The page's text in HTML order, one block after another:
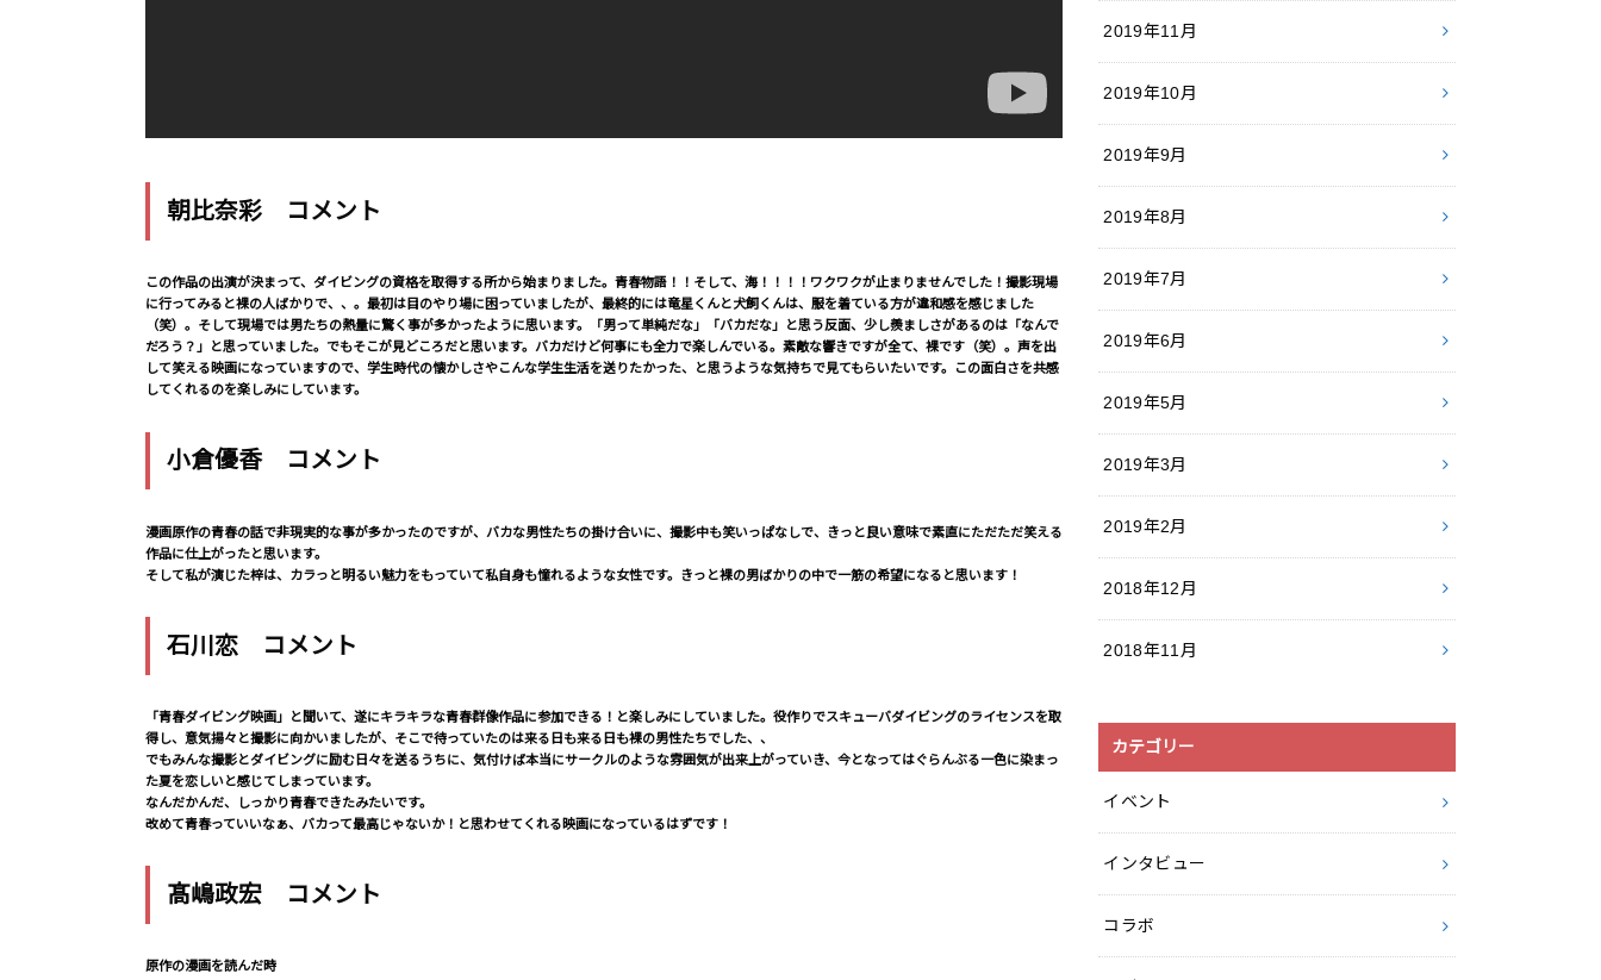
朝比奈彩 コメント
この作品の出演が決まって、ダイビングの資格を取得する所から始まりました。青春物語！！そして、海！！！！ワクワクが止まりませんでした！撮影現場
に行ってみると裸の人ばかりで、、。最初は目のやり場に困っていましたが、最終的には竜星くんと犬飼くんは、服を着ている方が違和感を感じました
（笑）。そして現場では男たちの熱量に驚く事が多かったように思います。「男って単純だな」「バカだな」と思う反面、少し羨ましさがあるのは「なんで
だろう？」と思っていました。でもそこが見どころだと思います。バカだけど何事にも全力で楽しんでいる。素敵な響きですが全て、裸です（笑）。声を出
して笑える映画になっていますので、学生時代の懐かしさやこんな学生生活を送りたかった、と思うような気持ちで見てもらいたいです。この面白さを共感
してくれるのを楽しみにしています。
小倉優香 コメント
漫画原作の青春の話で非現実的な事が多かったのですが、バカな男性たちの掛け合いに、撮影中も笑いっぱなしで、きっと良い意味で素直にただただ笑える
作品に仕上がったと思います。
そして私が演じた梓は、カラっと明るい魅力をもっていて私自身も憧れるような女性です。きっと裸の男ばかりの中で一筋の希望になると思います！
石川恋 コメント
「青春ダイビング映画」と聞いて、遂にキラキラな青春群像作品に参加できる！と楽しみにしていました。役作りでスキューバダイビングのライセンスを取
得し、意気揚々と撮影に向かいましたが、そこで待っていたのは来る日も来る日も裸の男性たちでした、、
でもみんな撮影とダイビングに励む日々を送るうちに、気付けば本当にサークルのような雰囲気が出来上がっていき、今となってはぐらんぶる一色に染まっ
た夏を恋しいと感じてしまっています。
なんだかんだ、しっかり青春できたみたいです。
改めて青春っていいなぁ、バカって最高じゃないか！と思わせてくれる映画になっているはずです！
髙嶋政宏 コメント
原作の漫画を読んだ時
2019年11月
2019年10月
2019年9月
2019年8月
2019年7月
2019年6月
2019年5月
2019年3月
2019年2月
2018年12月
2018年11月
カテゴリー
イベント
インタビュー
コラボ